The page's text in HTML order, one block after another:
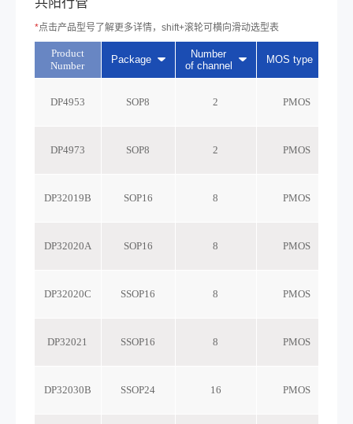
*点击产品型号了解更多详情，shift+滚轮可横向滑动选型表
Product
Number
Package
Number
of channel
MOS type
DP4953 SOP8 2 PMOS
DP4973 SOP8 2 PMOS
DP32019B SOP16 8 PMOS
DP32020A SOP16 8 PMOS
DP32020C SSOP16 8 PMOS
DP32021 SSOP16 8 PMOS
DP32030B SSOP24 16 PMOS